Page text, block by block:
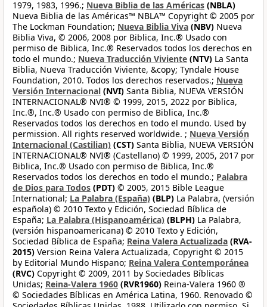
1979, 1983, 1996.; Nueva Biblia de las Américas (NBLA)
Nueva Biblia de las Américas™ NBLA™ Copyright © 2005 por
The Lockman Foundation; Nueva Biblia Viva (NBV) Nueva
Biblia Viva, © 2006, 2008 por Biblica, Inc.® Usado con
permiso de Biblica, Inc.® Reservados todos los derechos en
todo el mundo.; Nueva Traducción Viviente (NTV) La Santa
Biblia, Nueva Traducción Viviente, &copy; Tyndale House
Foundation, 2010. Todos los derechos reservados.; Nueva
Versión Internacional (NVI) Santa Biblia, NUEVA VERSIÓN
INTERNACIONAL® NVI® © 1999, 2015, 2022 por Biblica,
Inc.®, Inc.® Usado con permiso de Biblica, Inc.®
Reservados todos los derechos en todo el mundo. Used by
permission. All rights reserved worldwide. ; Nueva Versión
Internacional (Castilian) (CST) Santa Biblia, NUEVA VERSIÓN
INTERNACIONAL® NVI® (Castellano) © 1999, 2005, 2017 por
Biblica, Inc.® Usado con permiso de Biblica, Inc.®
Reservados todos los derechos en todo el mundo.; Palabra
de Dios para Todos (PDT) © 2005, 2015 Bible League
International; La Palabra (España) (BLP) La Palabra, (versión
española) © 2010 Texto y Edición, Sociedad Bíblica de
España; La Palabra (Hispanoamérica) (BLPH) La Palabra,
(versión hispanoamericana) © 2010 Texto y Edición,
Sociedad Bíblica de España; Reina Valera Actualizada (RVA-
2015) Version Reina Valera Actualizada, Copyright © 2015
by Editorial Mundo Hispano; Reina Valera Contemporánea
(RVC) Copyright © 2009, 2011 by Sociedades Bíblicas
Unidas; Reina-Valera 1960 (RVR1960) Reina-Valera 1960 ®
© Sociedades Bíblicas en América Latina, 1960. Renovado ©